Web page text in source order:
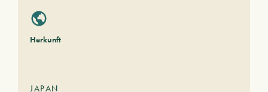
Herkunft
JAPAN